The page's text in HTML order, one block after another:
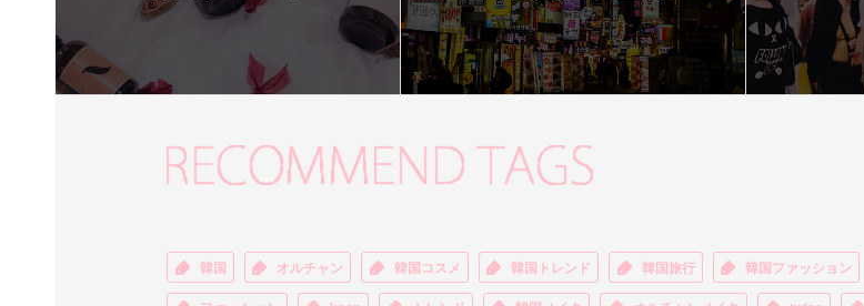
韓国 オルチャン 韓国コスメ 韓国トレンド 韓国旅行 韓国ファッション